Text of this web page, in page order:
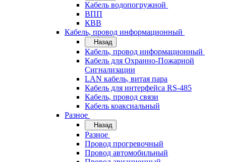
Кабель водопогружной
ВПП
КВВ
Кабель, провод информационный
Назад
Кабель, провод информационный
Кабель для Охранно-Пожарной
Сигнализации
LAN кабель, витая пара
Кабель для интерфейса RS-485
Кабель, провод связи
Кабель коаксиальный
Разное
Назад
Разное
Провод прогревочный
Провод автомобильный